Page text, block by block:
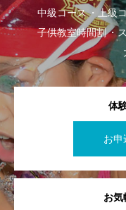
中級コース
上級
子供教室時間割
体
お申
お気